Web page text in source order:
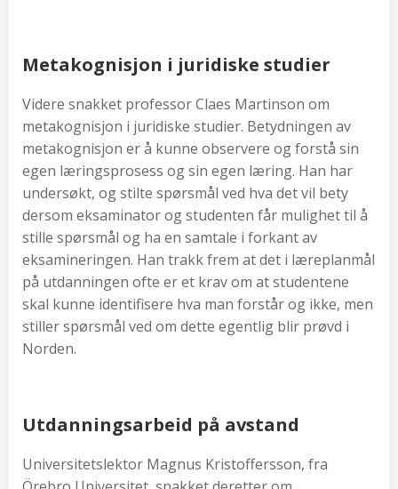
Metakognisjon i juridiske studier
Videre snakket professor Claes Martinson om
metakognisjon i juridiske studier. Betydningen av
metakognisjon er å kunne observere og forstå sin
egen læringsprosess og sin egen læring. Han har
undersøkt, og stilte spørsmål ved hva det vil bety
dersom eksaminator og studenten får mulighet til å
stille spørsmål og ha en samtale i forkant av
eksamineringen. Han trakk frem at det i læreplanmål
på utdanningen ofte er et krav om at studentene
skal kunne identifisere hva man forstår og ikke, men
stiller spørsmål ved om dette egentlig blir prøvd i
Norden.
Utdanningsarbeid på avstand
Universitetslektor Magnus Kristoffersson, fra